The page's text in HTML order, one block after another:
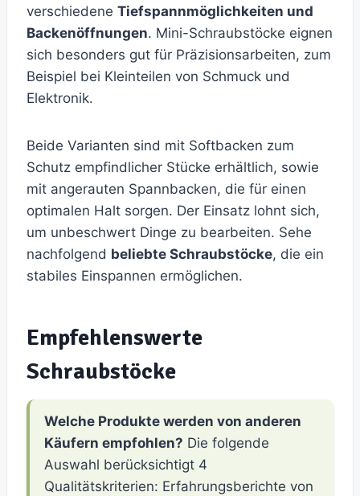
verschiedene Tiefspannmöglichkeiten und
Backenöffnungen. Mini-Schraubstöcke eignen
sich besonders gut für Präzisionsarbeiten, zum
Beispiel bei Kleinteilen von Schmuck und
Elektronik.
Beide Varianten sind mit Softbacken zum
Schutz empfindlicher Stücke erhältlich, sowie
mit angerauten Spannbacken, die für einen
optimalen Halt sorgen. Der Einsatz lohnt sich,
um unbeschwert Dinge zu bearbeiten. Sehe
nachfolgend beliebte Schraubstöcke, die ein
stabiles Einspannen ermöglichen.
Empfehlenswerte
Schraubstöcke
Welche Produkte werden von anderen
Käufern empfohlen? Die folgende
Auswahl berücksichtigt 4
Qualitätskriterien: Erfahrungsberichte von